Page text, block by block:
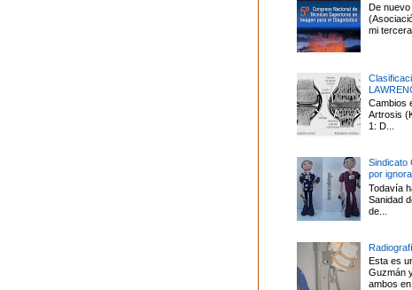
De
mi
Cambios
Artrosis
1: D...
Sindicato
por
Todavía
Sanidad
de...
Esta es
Guzmán
ambos